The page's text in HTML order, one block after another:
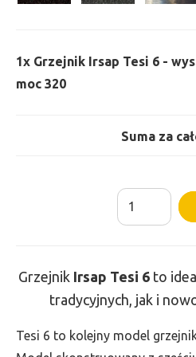
1x Grzejnik Irsap Tesi 6 -
moc 320
Suma za
ilość
Grzejnik
-
wys.
Grzejnik Irsap Tesi 6to
tradycyjnych, jak i
Tesi 6 to kolejny model